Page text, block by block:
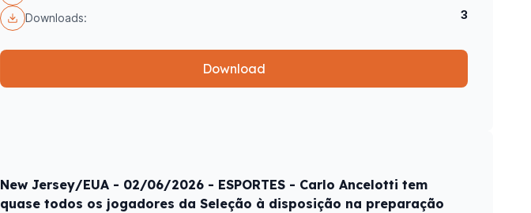
Downloads: 3
Download
New Jersey/EUA - 02/06/2026 - ESPORTES - Carlo Ancelotti tem
quase todos os jogadores da Seleção à disposição na preparação